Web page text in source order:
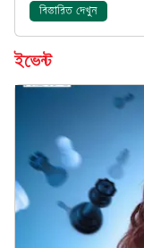
বিস্তারিত দেখুন
ইভেন্ট